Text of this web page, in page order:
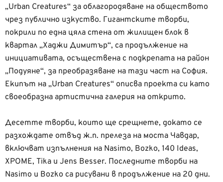
„Urban Creatures“ за облагородяване на обществото
чрез публично изкуство. Гигантските творби,
покрили по една цяла стена от жилищен блок в
квартал „Хаджи Димитър“, са продължение на
инициативата, осъществена с подкрепата на район
„Подуяне“, за преобразяване на тази част на София.
Екипът на „Urban Creatures“ описва проекта си като
своеобразна артистична галерия на открито.
Десетте творби, които ще срещнете, докато се
разхождате отвъд ж.п. прелеза на моста Чавдар,
включват изпълнения на Nasimo, Bozko, 140 Ideas,
XPOME, Tika и Jens Besser. Последните творби на
Nasimo и Bozko са рисувани в продължение на 20 дни.